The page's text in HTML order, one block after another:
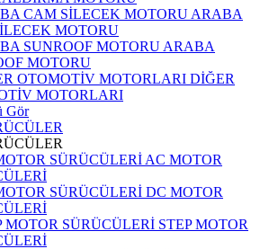
ARABA
MOTORU
ARABA
MOTORU
DİĞER
MOTORLARI
Gör
AC MOTOR
DC MOTOR
STEP MOTOR